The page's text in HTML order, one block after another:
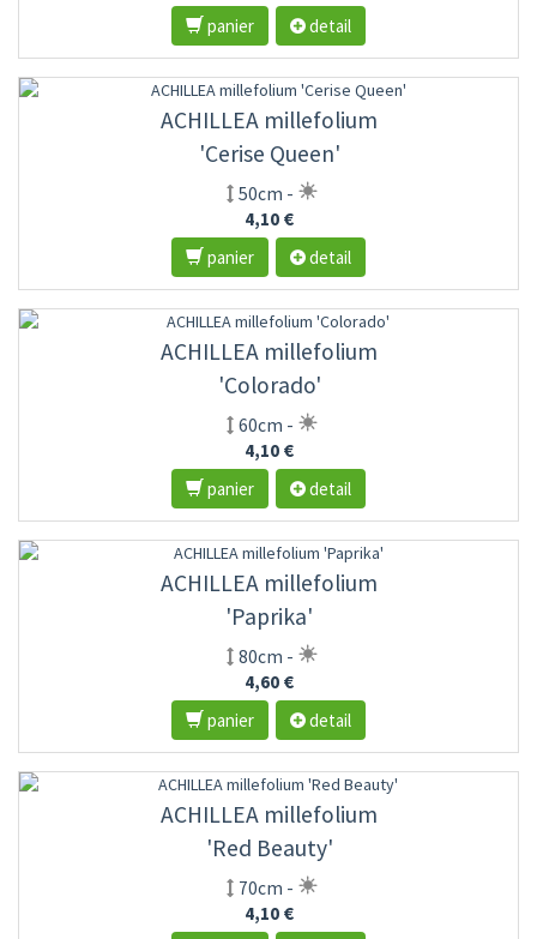
panier
detail
ACHILLEA millefolium
'Cerise Queen'
50cm -
4,10 €
panier
detail
ACHILLEA millefolium
'Colorado'
60cm -
4,10 €
panier
detail
ACHILLEA millefolium
'Paprika'
80cm -
4,60 €
panier
detail
ACHILLEA millefolium
'Red Beauty'
70cm -
4,10 €